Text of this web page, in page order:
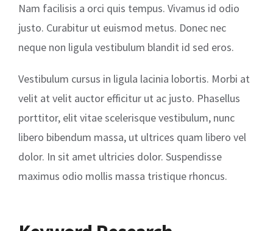
Nam facilisis a orci quis tempus. Vivamus id odio
justo. Curabitur ut euismod metus. Donec nec
neque non ligula vestibulum blandit id sed eros.
Vestibulum cursus in ligula lacinia lobortis. Morbi at
velit at velit auctor efficitur ut ac justo. Phasellus
porttitor, elit vitae scelerisque vestibulum, nunc
libero bibendum massa, ut ultrices quam libero vel
dolor. In sit amet ultricies dolor. Suspendisse
maximus odio mollis massa tristique rhoncus.